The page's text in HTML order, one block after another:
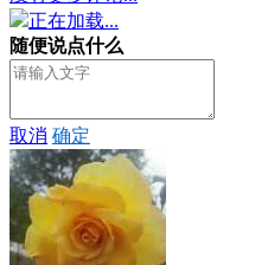
正在加载...
随便说点什么
取消 确定